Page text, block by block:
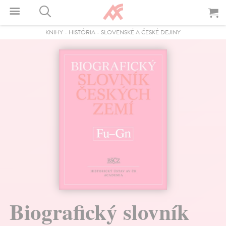
KNIHY - HISTÓRIA - SLOVENSKÉ A ČESKÉ DEJINY
Biografický slovník